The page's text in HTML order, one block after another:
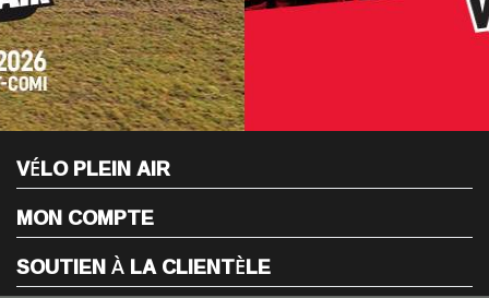
VÉLO PLEIN AIR
MON COMPTE
SOUTIEN À LA CLIENTÈLE